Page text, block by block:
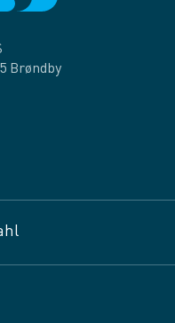
Brøndby
89